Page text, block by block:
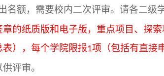
名额，需要校内二次评审。请各二级
的纸质版和电子版，重点项目、探
），每个学院限报1项（包括有直接
评审。